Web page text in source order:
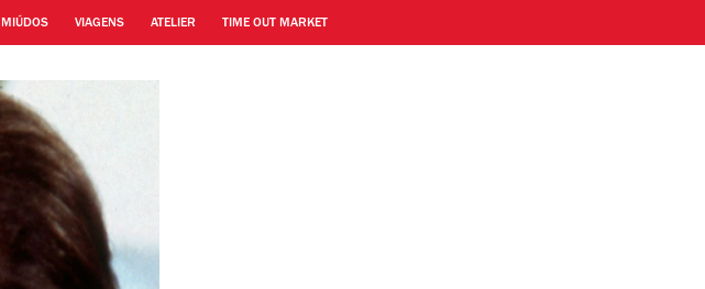
MIÚDOS VIAGENS ATELIER TIME OUT MARKET